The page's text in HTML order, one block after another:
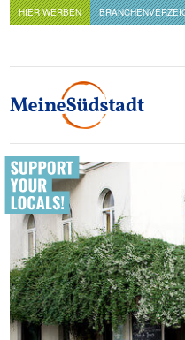
HIER WERBEN